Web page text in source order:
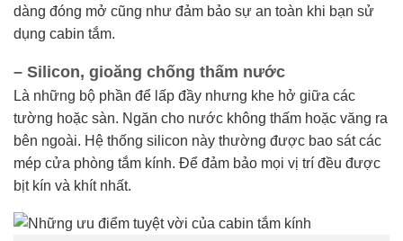
dàng đóng mở cũng như đảm bảo sự an toàn khi bạn sử
dụng cabin tắm.
– Silicon, gioăng chống thấm nước
Là những bộ phần để lấp đầy nhưng khe hở giữa các
tường hoặc sàn. Ngăn cho nước không thấm hoặc văng ra
bên ngoài. Hệ thống silicon này thường được bao sát các
mép cửa phòng tắm kính. Để đảm bảo mọi vị trí đều được
bịt kín và khít nhất.